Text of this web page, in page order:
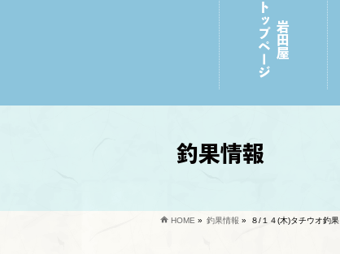
岩田屋
トップページ
釣果情報
HOME » 釣果情報 » ８/１４(木)タチウオ釣果